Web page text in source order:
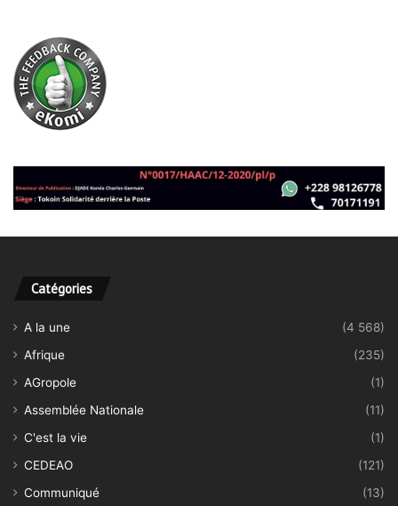
Catégories
A la une
(4 568)
Afrique
(235)
AGropole
(1)
Assemblée Nationale
(11)
C'est la vie
(1)
CEDEAO
(121)
Communiqué
(13)